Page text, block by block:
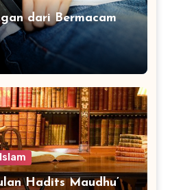
dari Bermacam
Hadits Maudhu’